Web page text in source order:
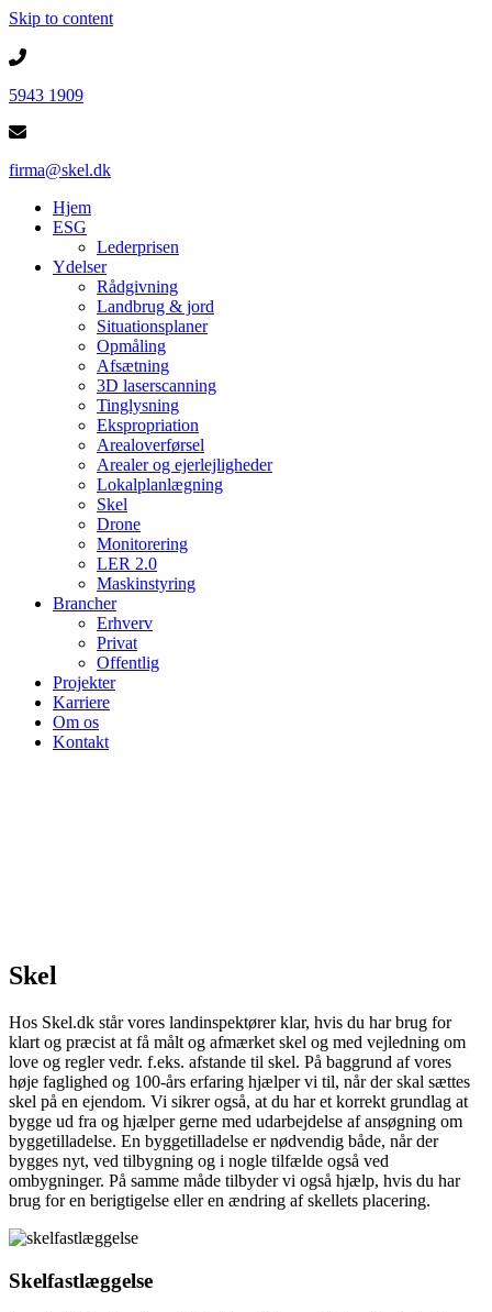
Skip to content
5943 1909
firma@skel.dk
Hjem
ESG
Lederprisen
Ydelser
Rådgivning
Landbrug & jord
Situationsplaner
Opmåling
Afsætning
3D laserscanning
Tinglysning
Ekspropriation
Arealoverførsel
Arealer og ejerlejligheder
Lokalplanlægning
Skel
Drone
Monitorering
LER 2.0
Maskinstyring
Brancher
Erhverv
Privat
Offentlig
Projekter
Karriere
Om os
Kontakt
Skel
Hos Skel.dk står vores landinspektører klar, hvis du har brug for
klart og præcist at få målt og afmærket skel og med vejledning om
love og regler vedr. f.eks. afstande til skel. På baggrund af vores
høje faglighed og 100-års erfaring hjælper vi til, når der skal sættes
skel på en ejendom. Vi sikrer også, at du har et korrekt grundlag at
bygge ud fra og hjælper gerne med udarbejdelse af ansøgning om
byggetilladelse. En byggetilladelse er nødvendig både, når der
bygges nyt, ved tilbygning og i nogle tilfælde også ved
ombygninger. På samme måde tilbyder vi også hjælp, hvis du har
brug for en berigtigelse eller en ændring af skellets placering.
Skelfastlæggelse